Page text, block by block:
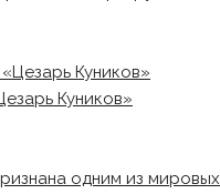
Куников»